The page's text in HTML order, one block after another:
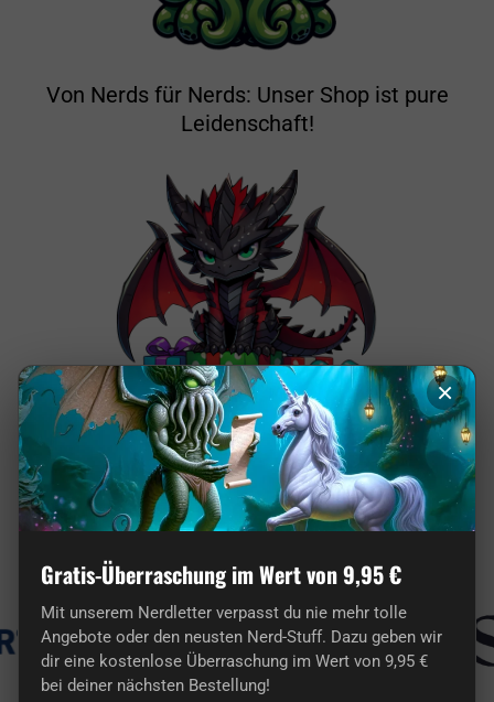
Von Nerds für Nerds: Unser Shop ist pure
Leidenschaft!
Hier findest du wirklich originelle Geschenke
für Nerds.
Bekannt aus
×
Gratis-Überraschung im Wert von 9,95 €
Mit unserem Nerdletter verpasst du nie mehr tolle
Angebote oder den neusten Nerd-Stuff. Dazu geben wir
dir eine kostenlose Überraschung im Wert von 9,95 €
bei deiner nächsten Bestellung!